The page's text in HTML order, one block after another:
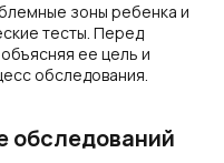
зоны ребенка и
тесты. Перед
ее цель и
обследования.
обследований